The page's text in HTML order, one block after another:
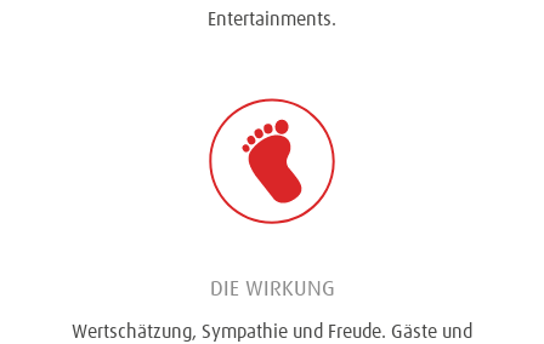
Entertainments.
DIE WIRKUNG
Wertschätzung, Sympathie und Freude. Gäste und